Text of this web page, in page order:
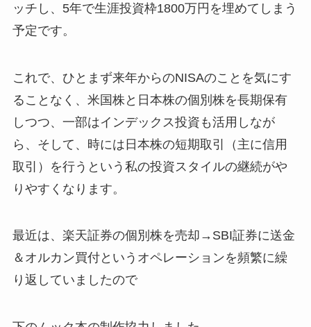
ッチし、5年で生涯投資枠1800万円を埋めてしまう
予定です。
これで、ひとまず来年からのNISAのことを気にす
ることなく、米国株と日本株の個別株を長期保有
しつつ、一部はインデックス投資も活用しなが
ら、そして、時には日本株の短期取引（主に信用
取引）を行うという私の投資スタイルの継続がや
りやすくなります。
最近は、楽天証券の個別株を売却→SBI証券に送金
＆オルカン買付というオペレーションを頻繁に繰
り返していましたので